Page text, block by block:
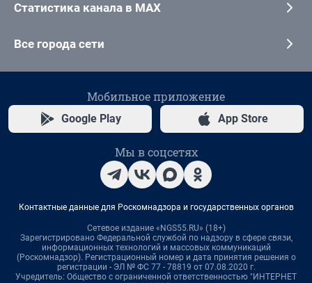
Статистика канала в MAX
Все города сети
Мобильное приложение
Google Play App Store
Мы в соцсетях
Контактные данные для Роскомнадзора и государственных органов
Сетевое издание «NGS55.RU» (18+)
Зарегистрировано Федеральной службой по надзору в сфере связи,
информационных технологий и массовых коммуникаций
(Роскомнадзор). Регистрационный номер и дата принятия решения о
регистрации - ЭЛ № ФС 77 - 78819 от 07.08.2020 г.
Учредитель: Общество с ограниченной ответственностью "ИНТЕРНЕТ